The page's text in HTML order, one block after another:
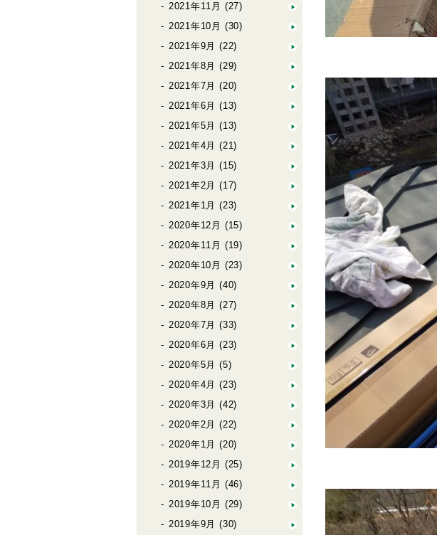
2021年11月 (27)
2021年10月 (30)
2021年9月 (22)
2021年8月 (29)
2021年7月 (20)
2021年6月 (13)
2021年5月 (13)
2021年4月 (21)
2021年3月 (15)
2021年2月 (17)
2021年1月 (23)
2020年12月 (15)
2020年11月 (19)
2020年10月 (23)
2020年9月 (40)
2020年8月 (27)
2020年7月 (33)
2020年6月 (23)
2020年5月 (5)
2020年4月 (23)
2020年3月 (42)
2020年2月 (22)
2020年1月 (20)
2019年12月 (25)
2019年11月 (46)
2019年10月 (29)
2019年9月 (30)